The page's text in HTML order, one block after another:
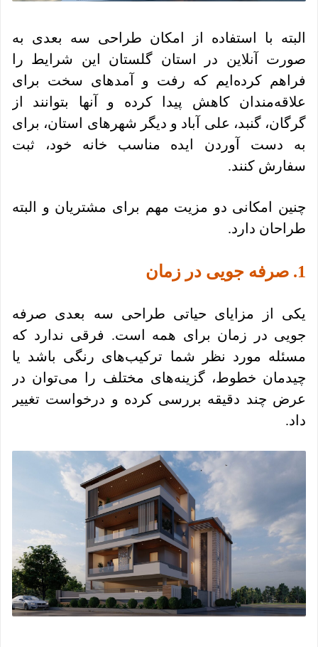
البته با استفاده از امکان طراحی سه بعدی به
صورت آنلاین در استان گلستان این شرایط را
فراهم کرده‌ایم که رفت و آمدهای سخت برای
علاقه‌مندان کاهش پیدا کرده و آنها بتوانند از
گرگان، گنبد، علی آباد و دیگر شهرهای استان، برای
به دست آوردن ایده مناسب خانه خود، ثبت
سفارش کنند.
چنین امکانی دو مزیت مهم برای مشتریان و البته
طراحان دارد.
1. صرفه جویی در زمان
یکی از مزایای حیاتی طراحی سه بعدی صرفه
جویی در زمان برای همه است. فرقی ندارد که
مسئله مورد نظر شما ترکیب‌های رنگی باشد یا
چیدمان خطوط، گزینه‌های مختلف را می‌توان در
عرض چند دقیقه بررسی کرده و درخواست تغییر
داد.